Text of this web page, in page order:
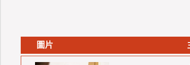
圖片